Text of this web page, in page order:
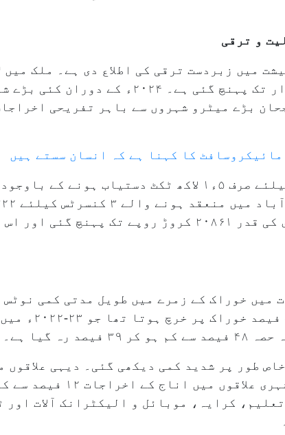
و ترقی
میں زبردست ترقی کی اطلاع دی ہے۔ ملک میں
تعداد ۲۰۲۲ء میں ۱۹ ہزار تھی جو ۲۰۲۵ء میں ۳۴ ہزار تک پہنچ گئی
یہ رجحان بڑے میٹرو شہروں سے باہر تفریحی
کا کہنا ہے کہ انسان سستے ہیں
میں خوراک کے زمرے میں طویل مدتی کمی نوٹس
ہے۔
طور پر شدید کمی دیکھی گئی۔ دیہی علاقوں
کرایہ، موبائل و الیکٹرانک آلات اور